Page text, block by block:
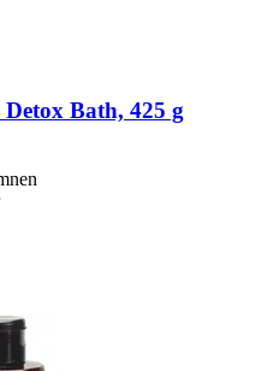
Detox Bath, 425 g